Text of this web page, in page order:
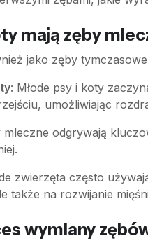
mają zęby
jako zęby
: Młode psy i koty
umożliwiając
mleczne odgrywają
zwierzęta często
także na rozwijanie
wymiany